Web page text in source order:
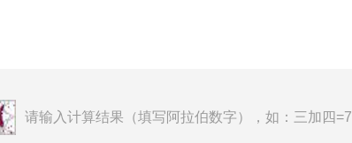
请输入计算结果（填写阿拉伯数字），如：三加四=7